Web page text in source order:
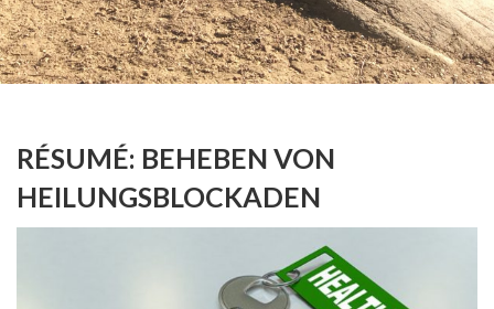
RÉSUMÉ: BEHEBEN VON
HEILUNGSBLOCKADEN